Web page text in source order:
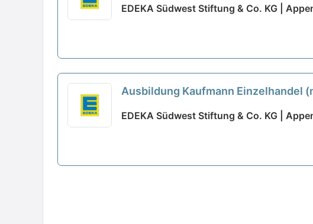
EDEKA Südwest Stiftung & Co. KG |
Ausbildung Kaufmann Einzelhandel
EDEKA Südwest Stiftung & Co. KG |